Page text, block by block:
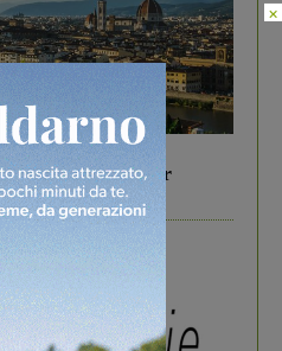
5 idee per far
×